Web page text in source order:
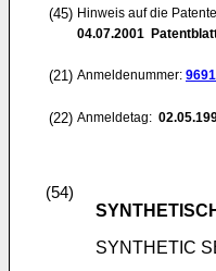
(45) Hinweis auf die
04.07.2001
(21) Anmeldenummer:
(22) Anmeldetag:
(54)
SYNTHETIC